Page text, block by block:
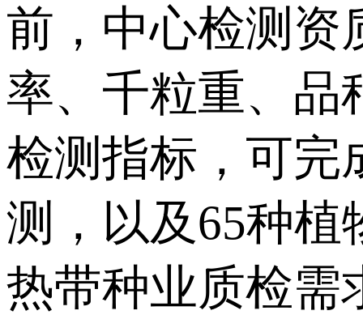
前，中心检测资
率、千粒重、品
检测指标，可完
测，以及65种
热带种业质检需